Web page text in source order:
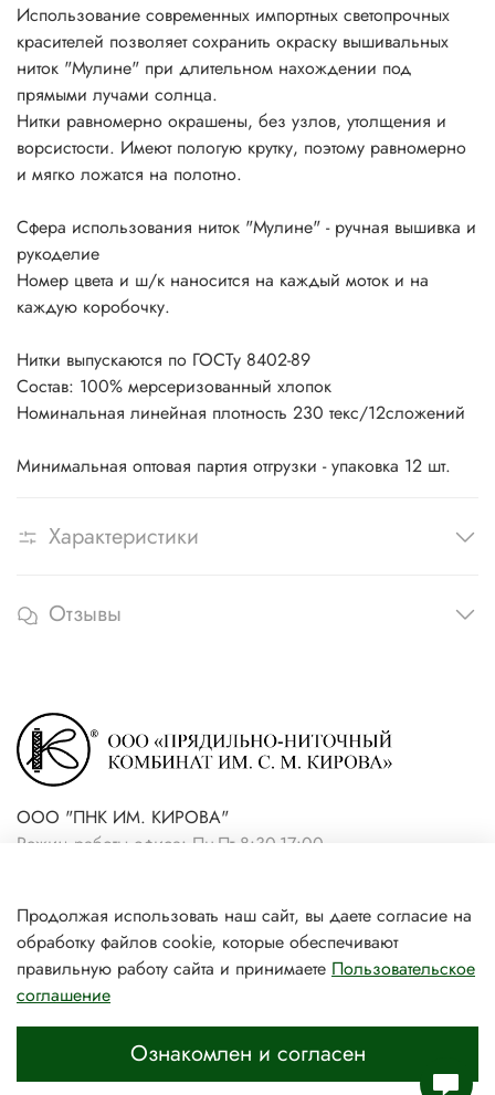
Использование современных импортных светопрочных
красителей позволяет сохранить окраску вышивальных
ниток "Мулине" при длительном нахождении под
прямыми лучами солнца.
Нитки равномерно окрашены, без узлов, утолщения и
ворсистости. Имеют пологую крутку, поэтому равномерно
и мягко ложатся на полотно.
Сфера использования ниток "Мулине" - ручная вышивка и
рукоделие
Номер цвета и ш/к наносится на каждый моток и на
каждую коробочку.
Нитки выпускаются по ГОСТу 8402-89
Состав: 100% мерсеризованный хлопок
Номинальная линейная плотность 230 текс/12сложений
Минимальная оптовая партия отгрузки - упаковка 12 шт.
Характеристики
Отзывы
ООО "ПНК ИМ. КИРОВА"
Режим работы офиса: Пн-Пт 8:30-17:00
магазин)
+7(931) 239-81-06 (розничный
магазин)
Продолжая использовать наш сайт, вы даете согласие на
обработку файлов cookie, которые обеспечивают
правильную работу сайта и принимаете Пользовательское
соглашение
Ознакомлен и согласен